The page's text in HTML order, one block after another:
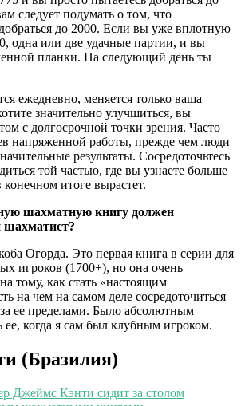
следует подумать о том, что
до 2000. Если вы уже вплотную
одна или две удачные партии, и вы
планки. На следующий день ты
ежедневно, меняется только ваша
значительно улучшиться, вы
с долгосрочной точки зрения. Часто
напряженной работы, прежде чем люди
результаты. Сосредоточьтесь
той частью, где вы узнаете больше
итоге вырастет.
шахматную книгу должен
Огорда. Это первая книга в серии для
игроков (1700+), но она очень
тому, как стать «настоящим
на чем на самом деле сосредоточиться
за ее пределами. Было абсолютным
ее, когда я сам был клубным игроком.
(Бразилия)